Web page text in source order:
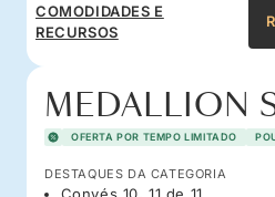
COMODIDADES E
RECURSOS
MEDALLION
OFERTA POR TEMPO LIMITADO
DESTAQUES DA CATEGORIA
Convés 10, 11 de 11